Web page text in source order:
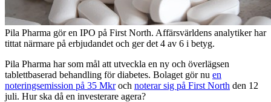
Pila Pharma gör en IPO på First North. Affärsvärldens analytiker har
tittat närmare på erbjudandet och ger det 4 av 6 i betyg.
Pila Pharma har som mål att utveckla en ny och överlägsen
tablettbaserad behandling för diabetes. Bolaget gör nu en
noteringsemission på 35 Mkroch noterar sig på First North den 12
juli. Hur ska då en investerare agera?